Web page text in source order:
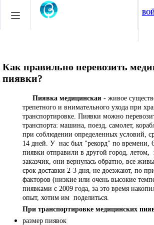
Как правильно перевозить
пиявки?
Пиявка медицинская - живое
трепетного и внимательного ухода при
транспортировке. Пиявки можно
транспорта: машина, поезд, самолет,
при соблюдении определенных условий,
14 дней. У нас был "рекорд" по времени, 6
пиявки отправили в другой город, летом,
заказчик, они вернулась обратно, все
срок доставки 2-3 дня, не доезжают, по
факторов (низкие или очень высокие
пиявками с 2009 года, за это время
опыт, хотим им поделиться.
При транспортировке медицинских
размер пиявок